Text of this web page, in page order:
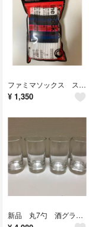
ファミマソックス ストレンジャーシングス ラインソックス 新品
¥ 1,350
新品 丸7勺 酒グラス 8個セット 日本酒